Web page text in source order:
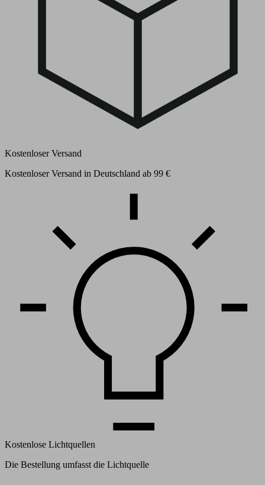
Kostenloser Versand
Kostenloser Versand in Deutschland ab 99 €
Kostenlose Lichtquellen
Die Bestellung umfasst die Lichtquelle